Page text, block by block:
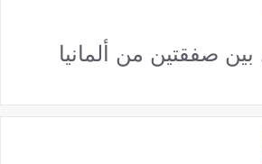
صفقتين من ألمانيا